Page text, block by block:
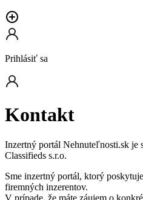
Prihlásiť sa
Kontakt
Inzertný portál Nehnuteľnosti.sk je
Classifieds s.r.o.
Sme inzertný portál, ktorý
firemných inzerentov.
V prípade, že máte záujem o